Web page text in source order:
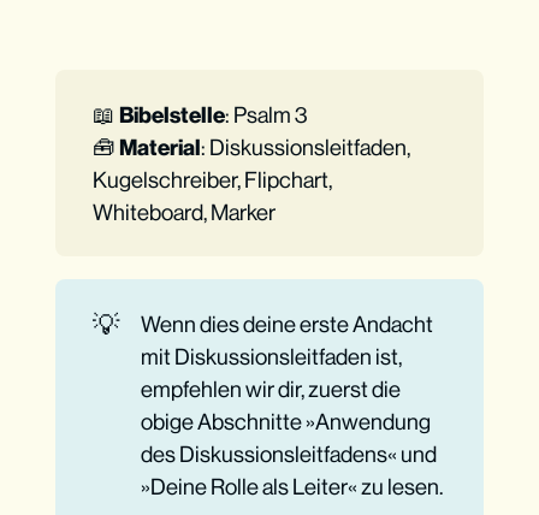
📖 Bibelstelle: Psalm 3
🧰 Material: Diskussionsleitfaden,
Kugelschreiber, Flipchart,
Whiteboard, Marker
💡
Wenn dies deine erste Andacht
mit Diskussionsleitfaden ist,
empfehlen wir dir, zuerst die
obige Abschnitte »Anwendung
des Diskussionsleitfadens« und
»Deine Rolle als Leiter« zu lesen.